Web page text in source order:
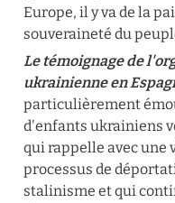
Europe, il y va de la
souveraineté du
Le témoignage de
ukrainienne en
particulièrement
d'enfants ukrainiens
qui rappelle avec
processus de
stalinisme et qui